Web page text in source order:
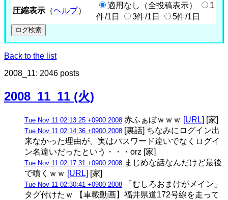
圧縮表示 （ヘルプ）
適用なし（全投稿表示）
1
件/1日
3件/1日 5件/1日
Back to the list
2008_11: 2046 posts
2008_11_11 (火)
Tue Nov 11 02:13:25 +0900 2008 赤ふぁぼｗｗｗ [URL] [家]
Tue Nov 11 02:14:36 +0900 2008 [裏話] ちなみにログイン出
来なかった理由が、実はパスワード違いでなくログイ
ン名違いだったという・・・orz [家]
Tue Nov 11 02:17:31 +0900 2008 まじめな話なんだけど最後
で噴くｗｗ [URL] [家]
Tue Nov 11 02:30:41 +0900 2008 「むしろおまけがメイン」
タグ付けたｗ 【車載動画】福井県道172号線を走って